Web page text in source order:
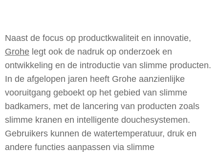
Naast de focus op productkwaliteit en innovatie,
Grohe legt ook de nadruk op onderzoek en
ontwikkeling en de introductie van slimme producten.
In de afgelopen jaren heeft Grohe aanzienlijke
vooruitgang geboekt op het gebied van slimme
badkamers, met de lancering van producten zoals
slimme kranen en intelligente douchesystemen.
Gebruikers kunnen de watertemperatuur, druk en
andere functies aanpassen via slimme